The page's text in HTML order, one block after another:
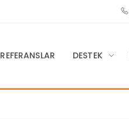
REFERANSLAR DESTEK